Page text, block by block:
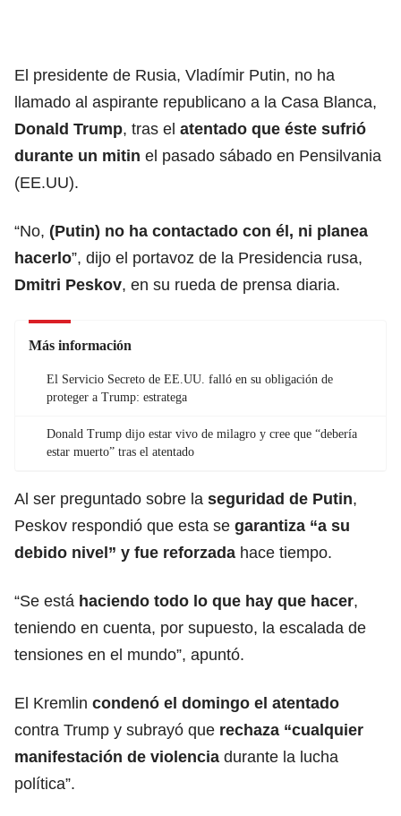
El presidente de Rusia, Vladímir Putin, no ha
llamado al aspirante republicano a la Casa Blanca,
Donald Trump, tras el atentado que éste sufrió
durante un mitin el pasado sábado en Pensilvania
(EE.UU).
“No, (Putin) no ha contactado con él, ni planea
hacerlo”, dijo el portavoz de la Presidencia rusa,
Dmitri Peskov, en su rueda de prensa diaria.
Más información
El Servicio Secreto de EE.UU. falló en su obligación de
proteger a Trump: estratega
Donald Trump dijo estar vivo de milagro y cree que “debería
estar muerto” tras el atentado
Al ser preguntado sobre la seguridad de Putin,
Peskov respondió que esta se garantiza “a su
debido nivel” y fue reforzada hace tiempo.
“Se está haciendo todo lo que hay que hacer,
teniendo en cuenta, por supuesto, la escalada de
tensiones en el mundo”, apuntó.
El Kremlin condenó el domingo el atentado
contra Trump y subrayó que rechaza “cualquier
manifestación de violencia durante la lucha
política”.